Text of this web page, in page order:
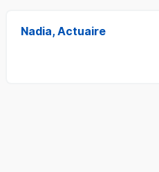
Nadia, Actuaire